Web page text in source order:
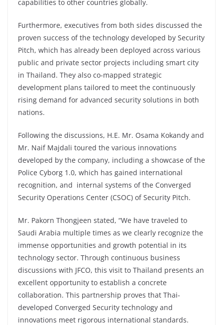
capabilities to other countries globally.
Furthermore, executives from both sides discussed the
proven success of the technology developed by Security
Pitch, which has already been deployed across various
public and private sector projects including smart city
in Thailand. They also co-mapped strategic
development plans tailored to meet the continuously
rising demand for advanced security solutions in both
nations.
Following the discussions, H.E. Mr. Osama Kokandy and
Mr. Naif Majdali toured the various innovations
developed by the company, including a showcase of the
Police Cyborg 1.0, which has gained international
recognition, and internal systems of the Converged
Security Operations Center (CSOC) of Security Pitch.
Mr. Pakorn Thongjeen stated, “We have traveled to
Saudi Arabia multiple times as we clearly recognize the
immense opportunities and growth potential in its
technology sector. Through continuous business
discussions with JFCO, this visit to Thailand presents an
excellent opportunity to establish a concrete
collaboration. This partnership proves that Thai-
developed Converged Security technology and
innovations meet rigorous international standards.